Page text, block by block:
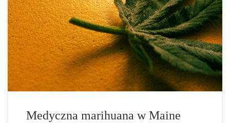
Zatwierdzone w dniu 2 listopada 1999 roku przez 61% wyborców,
prawo dotyczące medycznej marihuany było jednym z pierwszych
w Stanach Zjednoczonych; był to również pierwszy stan na
wschodnim wybrzeżu, który zatwierdził ustawę dopuszczającą
legalne użycie medycznej marihuany. Ustawa zezwalająca na […]
Medyczna marihuana w Maine